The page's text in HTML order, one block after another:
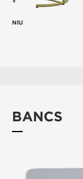
NIU
BANCS